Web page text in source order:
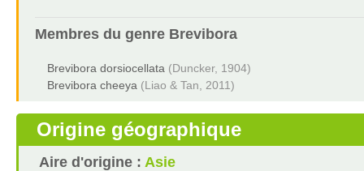
Membres du genre Brevibora
Brevibora dorsiocellata (Duncker, 1904)
Brevibora cheeya (Liao & Tan, 2011)
Origine géographique
Aire d'origine : Asie